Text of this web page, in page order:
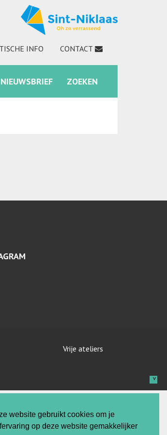
website gebruikt cookies om je
op deze website gemakkelijker
INFO CONTACT
ZOEKEN
NIEUWSBRIEF ZOEKEN
Vrije ateliers